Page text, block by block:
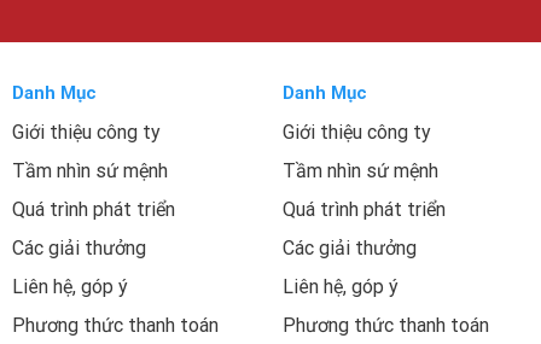
Danh Mục
Giới thiệu công ty
Tầm nhìn sứ mệnh
Quá trình phát triển
Các giải thưởng
Liên hệ, góp ý
Phương thức thanh toán
Danh Mục
Giới thiệu công ty
Tầm nhìn sứ mệnh
Quá trình phát triển
Các giải thưởng
Liên hệ, góp ý
Phương thức thanh toán